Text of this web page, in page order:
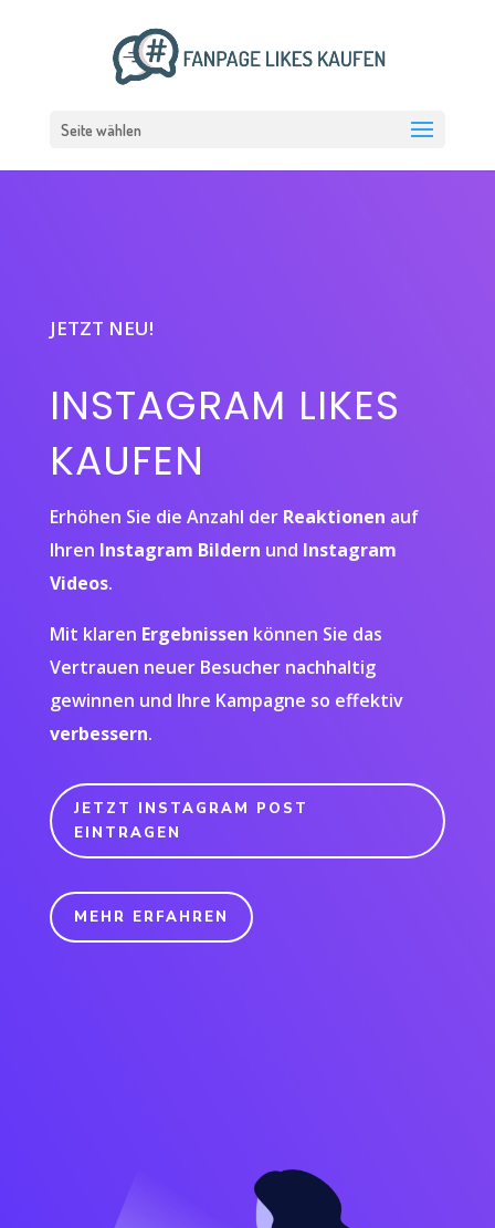
Seite wählen
JETZT NEU!
INSTAGRAM LIKES
KAUFEN
Erhöhen Sie die Anzahl der Reaktionen auf
Ihren Instagram Bildern und Instagram
Videos.
Mit klaren Ergebnissen können Sie das
Vertrauen neuer Besucher nachhaltig
gewinnen und Ihre Kampagne so effektiv
verbessern.
JETZT INSTAGRAM POST
EINTRAGEN
MEHR ERFAHREN